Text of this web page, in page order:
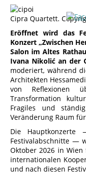
Cipra Quartett.
Eröffnet wird das
Konzert „Zwischen
Salon im Altes
Ivana Nikolić an der
moderiert, während
Architekten
von Reflexionen
Transformation
Fragiles und
Veränderung Raum
Die
Festivalabschnitte —
Oktober 2026 in
internationalen
und nach diesen